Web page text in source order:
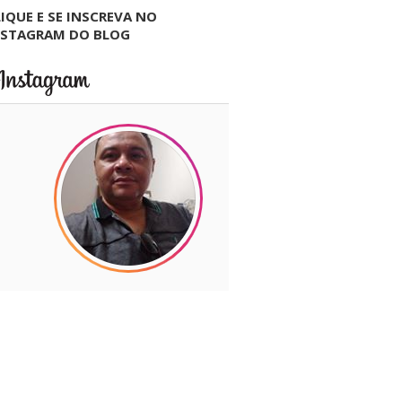
E SE INSCREVA NO
DO BLOG